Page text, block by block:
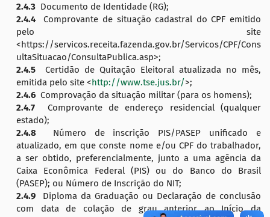
2.4.3 Documento de Identidade (RG);
2.4.4
Comprovante de situação cadastral do CPF emitido
pelo site
<https://servicos.receita.fazenda.gov.br/Servicos/CPF/Cons
ultaSituacao/ConsultaPublica.asp>;
2.4.5
Certidão de Quitação Eleitoral atualizada no mês,
emitida pelo site <http://www.tse.jus.br/>;
2.4.6 Comprovação da situação militar (para os homens);
2.4.7
Comprovante de endereço residencial (qualquer
estado);
2.4.8
Número de inscrição PIS/PASEP unificado e
atualizado, em que conste nome e/ou CPF do trabalhador,
a ser obtido, preferencialmente, junto a uma agência da
Caixa Econômica Federal (PIS) ou do Banco do Brasil
(PASEP); ou Número de Inscrição do NIT;
2.4.9
Diploma da Graduação ou Declaração de conclusão
com data de colação de grau anterior ao Início da